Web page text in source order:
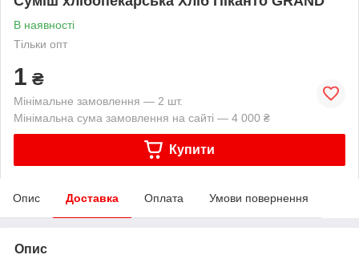
В наявності
Тільки опт
1 ₴
Мінімальне замовлення — 2 шт.
Мінімальна сума замовлення на сайті — 4 000 ₴
Купити
Опис Доставка Оплата Умови повернення
Опис